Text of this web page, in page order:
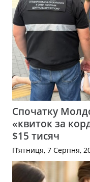
Спочатку
«квиток за
$15 тисяч
П’ятниця, 7 Серпня,